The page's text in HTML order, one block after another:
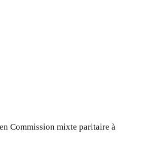
Commission mixte paritaire à